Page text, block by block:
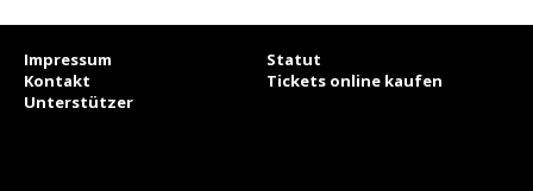
Impressum
Statut
Kontakt
Tickets online kaufen
Unterstützer